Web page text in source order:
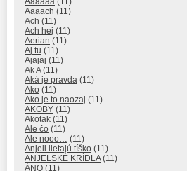
Aaaach (11)
Ach (11)
Ach hej (11)
Aerian (11)
Aj tu (11)
Ajajaj (11)
Ak A(11)
Aká je pravda (11)
Ako (11)
Ako je to naozaj (11)
AKOBY (11)
Akotak (11)
Ale čo (11)
Ale nooo…
(11)
Anjeli lietajú tíško (11)
ANJELSKÉ KRÍDLA(11)
ÁNO (11)